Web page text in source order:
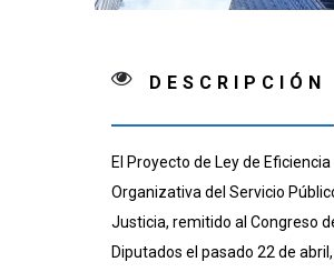
DESCRIPCIÓN
El Proyecto de Ley de Eficiencia
Organizativa del Servicio
Justicia, remitido al Congreso
Diputados el pasado 22 de